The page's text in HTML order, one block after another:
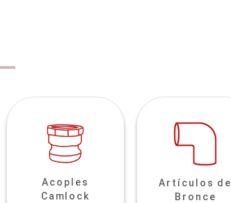
Acoples
Camlock
Artículos de
Bronce